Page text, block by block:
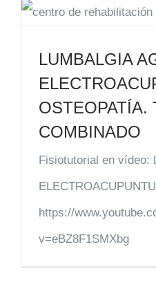
LUMBALGIA
OSTEOPATÍA.
COMBINADO
Fisiotutorial en vídeo:
https://
v=eBZ8F1SMXbg